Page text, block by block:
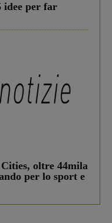
idee per far
oltre 44mila
per lo sport e